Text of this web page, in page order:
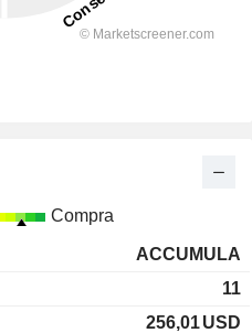
Compra
ACCUMULA
11
256,01USD